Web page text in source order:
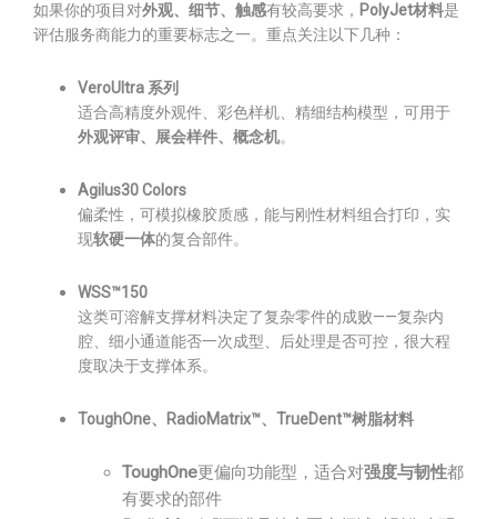
如果你的项目对外观、细节、触感有较高要求， PolyJet材料是
评估服务商能力的重要标志之一。重点关注以下几种：
VeroUltra 系列
适合高精度外观件、彩色样机、精细结构模型，可用于
外观评审、展会样件、概念机。
Agilus30 Colors
偏柔性，可模拟橡胶质感，能与刚性材料组合打印，实
现软硬一体的复合部件。
WSS™150
这类可溶解支撑材料决定了复杂零件的成败——复杂内
腔、细小通道能否一次成型、后处理是否可控，很大程
度取决于支撑体系。
ToughOne、RadioMatrix™、TrueDent™树脂材料
ToughOne更偏向功能型，适合对强度与韧性都
有要求的部件